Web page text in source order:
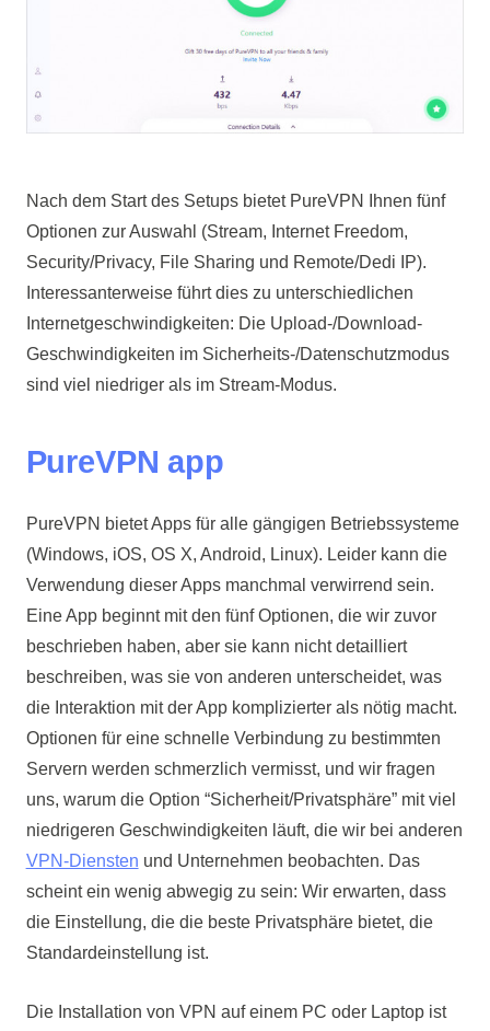
Nach dem Start des Setups bietet PureVPN Ihnen fünf
Optionen zur Auswahl (Stream, Internet Freedom,
Security/Privacy, File Sharing und Remote/Dedi IP).
Interessanterweise führt dies zu unterschiedlichen
Internetgeschwindigkeiten: Die Upload-/Download-
Geschwindigkeiten im Sicherheits-/Datenschutzmodus
sind viel niedriger als im Stream-Modus.
PureVPN app
PureVPN bietet Apps für alle gängigen Betriebssysteme
(Windows, iOS, OS X, Android, Linux). Leider kann die
Verwendung dieser Apps manchmal verwirrend sein.
Eine App beginnt mit den fünf Optionen, die wir zuvor
beschrieben haben, aber sie kann nicht detailliert
beschreiben, was sie von anderen unterscheidet, was
die Interaktion mit der App komplizierter als nötig macht.
Optionen für eine schnelle Verbindung zu bestimmten
Servern werden schmerzlich vermisst, und wir fragen
uns, warum die Option “Sicherheit/Privatsphäre” mit viel
niedrigeren Geschwindigkeiten läuft, die wir bei anderen
VPN-Diensten und Unternehmen beobachten. Das
scheint ein wenig abwegig zu sein: Wir erwarten, dass
die Einstellung, die die beste Privatsphäre bietet, die
Standardeinstellung ist.
Die Installation von VPN auf einem PC oder Laptop ist